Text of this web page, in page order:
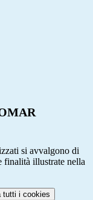
si avvalgono di
finalità illustrate nella
tutti i cookies